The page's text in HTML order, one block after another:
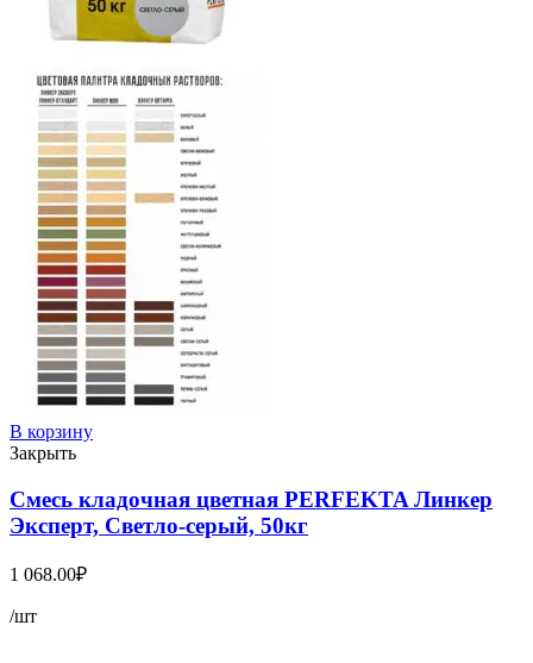
В корзину
Закрыть
Смесь кладочная цветная PERFEKTA Линкер
Эксперт, Светло-серый, 50кг
1 068.00₽
/шт